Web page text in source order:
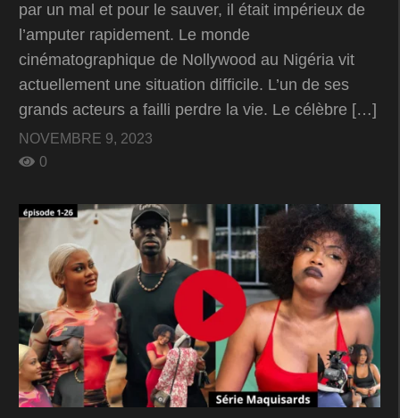
par un mal et pour le sauver, il était impérieux de
l’amputer rapidement. Le monde
cinématographique de Nollywood au Nigéria vit
actuellement une situation difficile. L’un de ses
grands acteurs a failli perdre la vie. Le célèbre […]
NOVEMBRE 9, 2023
0